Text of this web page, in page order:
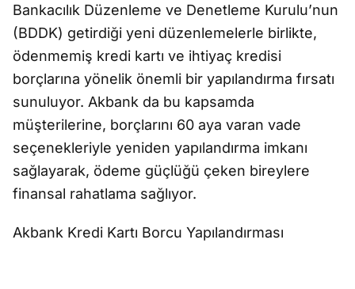
Bankacılık Düzenleme ve Denetleme Kurulu’nun
(BDDK) getirdiği yeni düzenlemelerle birlikte,
ödenmemiş kredi kartı ve ihtiyaç kredisi
borçlarına yönelik önemli bir yapılandırma fırsatı
sunuluyor. Akbank da bu kapsamda
müşterilerine, borçlarını 60 aya varan vade
seçenekleriyle yeniden yapılandırma imkanı
sağlayarak, ödeme güçlüğü çeken bireylere
finansal rahatlama sağlıyor.
Akbank Kredi Kartı Borcu Yapılandırması